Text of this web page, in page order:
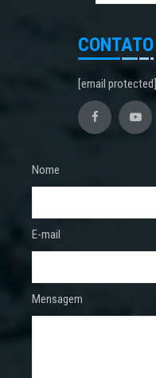
CONTATO
[email protected]
Nome
E-mail
Mensagem